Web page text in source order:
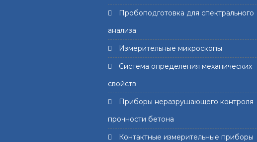
Пробоподготовка для спектрального
анализа
Измерительные микроскопы
Система определения механических
свойств
Приборы неразрушающего контроля
прочности бетона
Контактные измерительные приборы